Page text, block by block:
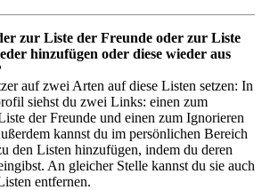
zur Liste der Freunde oder zur Liste
hinzufügen oder diese wieder aus
auf zwei Arten auf diese Listen setzen: In
siehst du zwei Links: einen zum
der Freunde und einen zum Ignorieren
kannst du im persönlichen Bereich
den Listen hinzufügen, indem du deren
An gleicher Stelle kannst du sie auch
entfernen.